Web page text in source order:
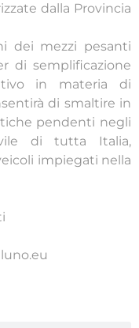
dalla Provincia
dei mezzi pesanti
di semplificazione
in materia di
di smaltire in
pendenti negli
di tutta Italia,
impiegati nella